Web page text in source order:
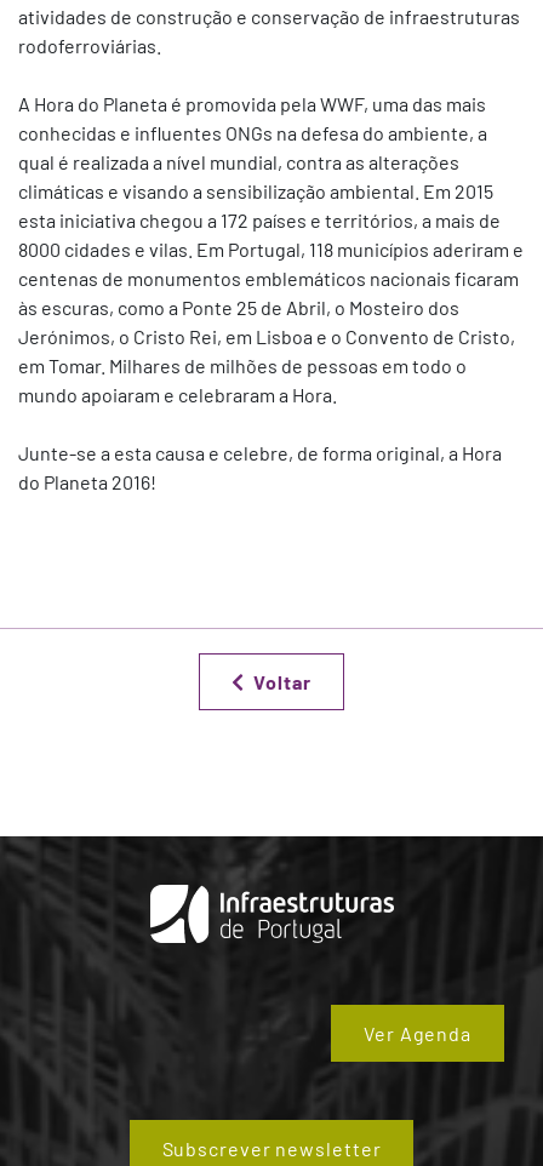
atividades de construção e conservação de infraestruturas
rodoferroviárias.
A Hora do Planeta é promovida pela WWF, uma das mais
conhecidas e influentes ONGs na defesa do ambiente, a
qual é realizada a nível mundial, contra as alterações
climáticas e visando a sensibilização ambiental. Em 2015
esta iniciativa chegou a 172 países e territórios, a mais de
8000 cidades e vilas. Em Portugal, 118 municípios aderiram e
centenas de monumentos emblemáticos nacionais ficaram
às escuras, como a Ponte 25 de Abril, o Mosteiro dos
Jerónimos, o Cristo Rei, em Lisboa e o Convento de Cristo,
em Tomar. Milhares de milhões de pessoas em todo o
mundo apoiaram e celebraram a Hora.
Junte-se a esta causa e celebre, de forma original, a Hora
do Planeta 2016!
Voltar
Ver Agenda
Subscrever newsletter